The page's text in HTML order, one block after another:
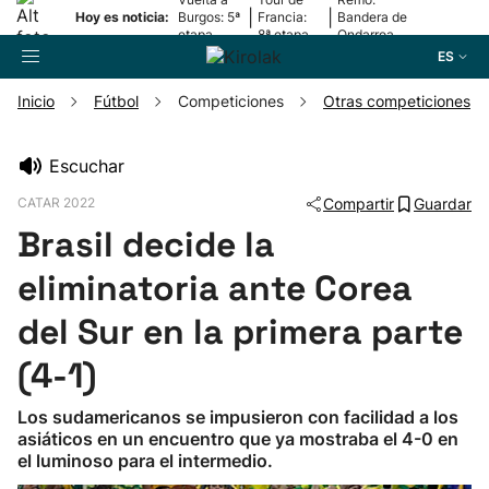
Hoy es noticia:
Burgos: 5ª
etapa
Francia:
8ª etapa
Bandera de
Ondarroa
ES
Pelota
Remo
Baloncesto
Ciclismo
Inicio Fútbol Competiciones Otras competiciones
Escuchar
CATAR 2022 Compartir Guardar
Brasil decide la
eliminatoria ante Corea
del Sur en la primera parte
(4-1)
Los sudamericanos se impusieron con facilidad a los
asiáticos en un encuentro que ya mostraba el 4-0 en
el luminoso para el intermedio.